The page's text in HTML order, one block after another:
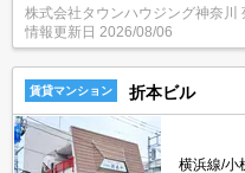
株式会社タウンハウジング神奈川
情報更新日 2026/08/06
賃貸マンション 折本ビル
横浜線/小